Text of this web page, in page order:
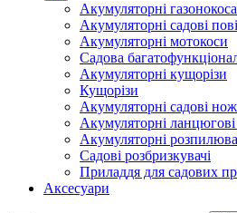
Акумуляторні
Акумуляторні садові
Акумуляторні мотокоси
Садова
Акумуляторні кущорізи
Кущорізи
Акумуляторні садові
Акумуляторні
Акумуляторні
Садові розбризкувачі
Приладдя для садових
Аксесуари